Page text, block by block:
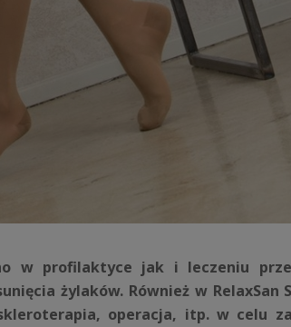
w profilaktyce jak i leczeniu
żylaków. Również w
operacja, itp. w celu